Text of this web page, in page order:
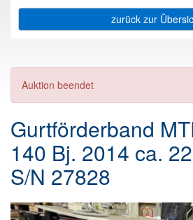
zurück zur
Auktion beendet
Gurtförderband
140 Bj. 2014 ca.
S/N 27828